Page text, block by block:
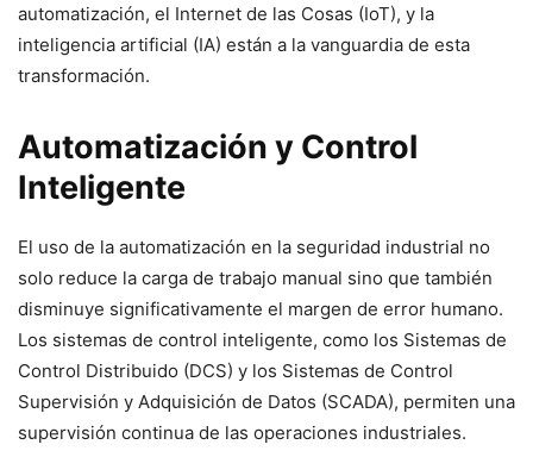
automatización, el Internet de las Cosas (IoT), y la
inteligencia artificial (IA) están a la vanguardia de esta
transformación.
Automatización y Control
Inteligente
El uso de la automatización en la seguridad industrial no
solo reduce la carga de trabajo manual sino que también
disminuye significativamente el margen de error humano.
Los sistemas de control inteligente, como los Sistemas de
Control Distribuido (DCS) y los Sistemas de Control
Supervisión y Adquisición de Datos (SCADA), permiten una
supervisión continua de las operaciones industriales.